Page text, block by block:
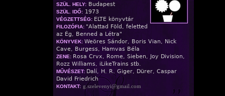
SZÜL. HELY: Budapest
SZÜL. IDŐ: 1973
VÉGZETTSÉG: ELTE könyvtár
FILOZÓFIA: "Alattad Föld, feletted
az Ég, Benned a Létra"
KÖNYVEK: Weöres Sándor, Boris Vian, Nick
Cave, Burgess, Hamvas Béla
ZENE: Rosa Crvx, Rome, Sieben, Joy Division,
Rozz Williams, iLikeTrains stb.
MŰVÉSZET: Dalí, H. R. Giger, Dürer, Caspar
David Friedrich
KONTAKT: g.szelevenyi@gmail.com